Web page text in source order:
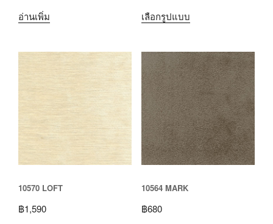
อ่านเพิ่ม
เลือกรูปแบบ
10570 LOFT
฿1,590
10564 MARK
฿680